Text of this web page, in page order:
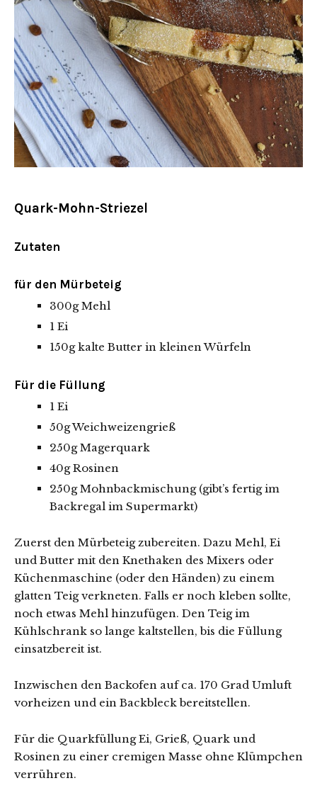
Quark-Mohn-Striezel
Zutaten
für den Mürbeteig
300g Mehl
1 Ei
150g kalte Butter in kleinen Würfeln
Für die Füllung
1 Ei
50g Weichweizengrieß
250g Magerquark
40g Rosinen
250g Mohnbackmischung (gibt’s fertig im
Backregal im Supermarkt)
Zuerst den Mürbeteig zubereiten. Dazu Mehl, Ei
und Butter mit den Knethaken des Mixers oder
Küchenmaschine (oder den Händen) zu einem
glatten Teig verkneten. Falls er noch kleben sollte,
noch etwas Mehl hinzufügen. Den Teig im
Kühlschrank so lange kaltstellen, bis die Füllung
einsatzbereit ist.
Inzwischen den Backofen auf ca. 170 Grad Umluft
vorheizen und ein Backbleck bereitstellen.
Für die Quarkfüllung Ei, Grieß, Quark und
Rosinen zu einer cremigen Masse ohne Klümpchen
verrühren.